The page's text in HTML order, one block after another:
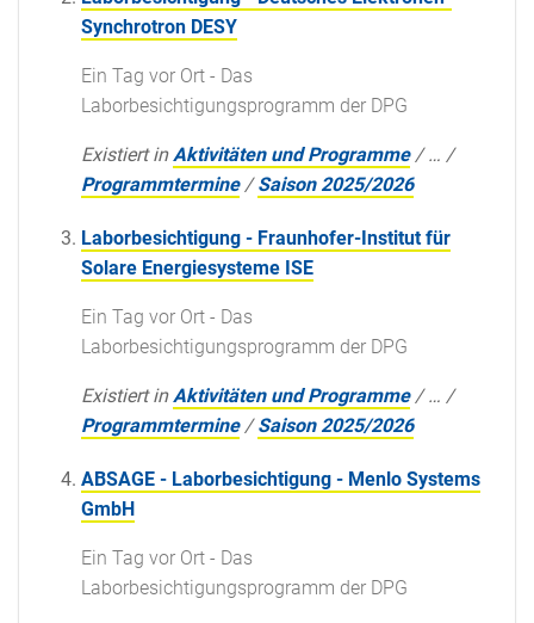
Synchrotron DESY
Ein Tag vor Ort - Das
Laborbesichtigungsprogramm der DPG
Existiert in Aktivitäten und Programme /… /
Programmtermine /Saison 2025/2026
Laborbesichtigung - Fraunhofer-Institut für
Solare Energiesysteme ISE
Ein Tag vor Ort - Das
Laborbesichtigungsprogramm der DPG
Existiert in Aktivitäten und Programme /… /
Programmtermine /Saison 2025/2026
ABSAGE - Laborbesichtigung - Menlo Systems
GmbH
Ein Tag vor Ort - Das
Laborbesichtigungsprogramm der DPG